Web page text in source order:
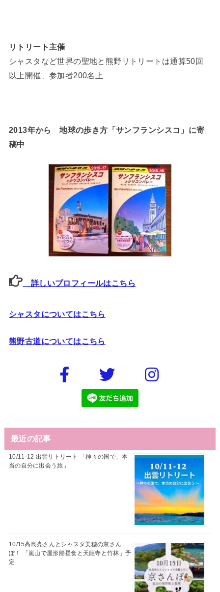
リトリート主催
シャスタなど世界の聖地と熊野リトリートは通算50回
以上開催、参加者200名上
2013年から 地球の歩き方「サンフランシスコ」に寄
稿中
詳しいプロフィールはこちら
シャスタについてはこちら
熊野古道についてはこちら
最近の記事
10/11-12 出雲リトリート 「神々の国で、本
当の自分に出会う旅」
10/15高島亮さんとシャスタ美穂の京さん
ぽ！ 「嵐山で屋形船昼食と天龍寺と竹林」予
定